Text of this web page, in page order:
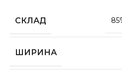
СКЛАД
ШИРИНА